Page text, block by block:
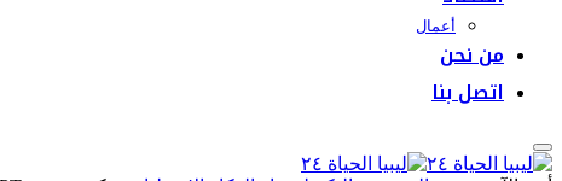
أعمال
من نحن
اتصل بنا